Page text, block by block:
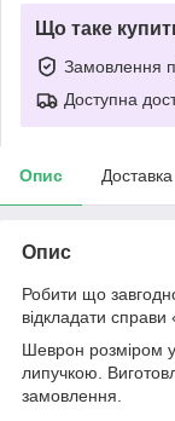
Що таке
Замовлення
Доступна
Опис Доставка
Опис
Робити що
відкладати
Шеврон розміром
липучкою.
замовлення.